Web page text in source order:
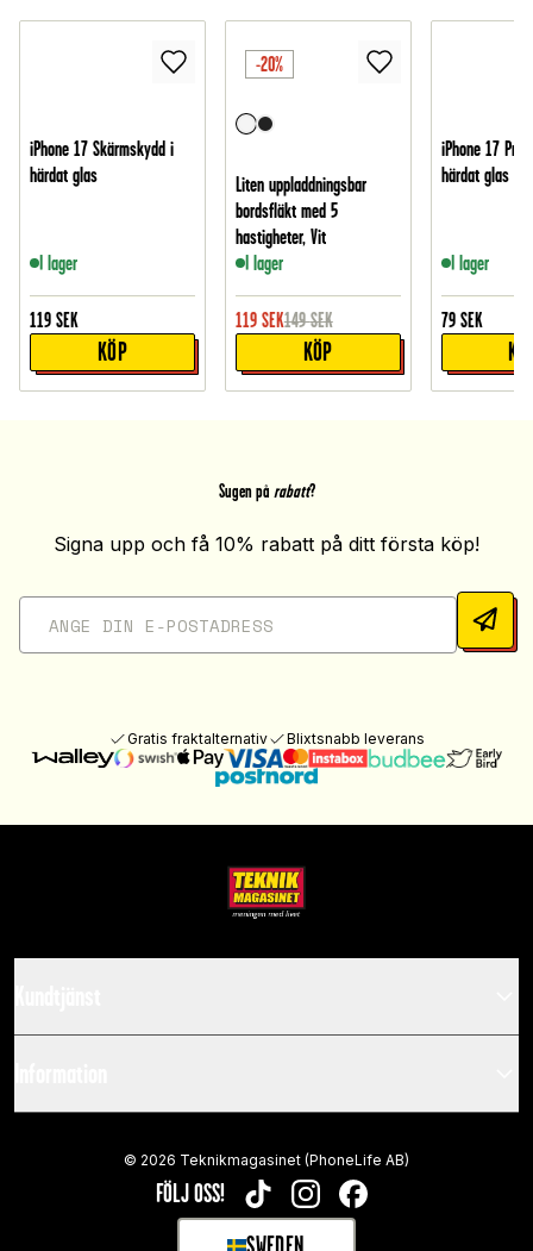
iPhone 17 Skärmskydd i
härdat glas
I lager
119 SEK
KÖP
-20%
Liten uppladdningsbar
bordsfläkt med 5
hastigheter, Vit
I lager
119 SEK149 SEK
KÖP
iPhone 17 Pro
härdat glas
I lager
79 SEK
Sugen på rabatt?
Signa upp och få 10% rabatt på ditt första köp!
Gratis fraktalternativ Blixtsnabb leverans
FÖLJ OSS! TIKTOKINSTAGRAMFACEBOOK
© 2026 Teknikmagasinet (PhoneLife AB)